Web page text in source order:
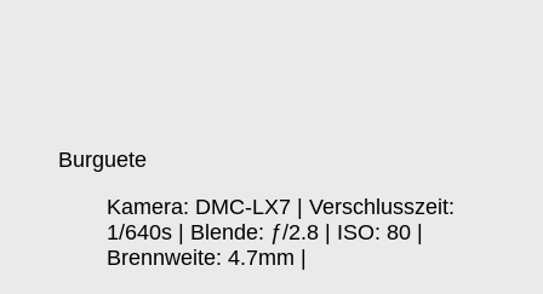
Burguete
Kamera: DMC-LX7 | Verschlusszeit:
1/640s | Blende: ƒ/2.8 | ISO: 80 |
Brennweite: 4.7mm |